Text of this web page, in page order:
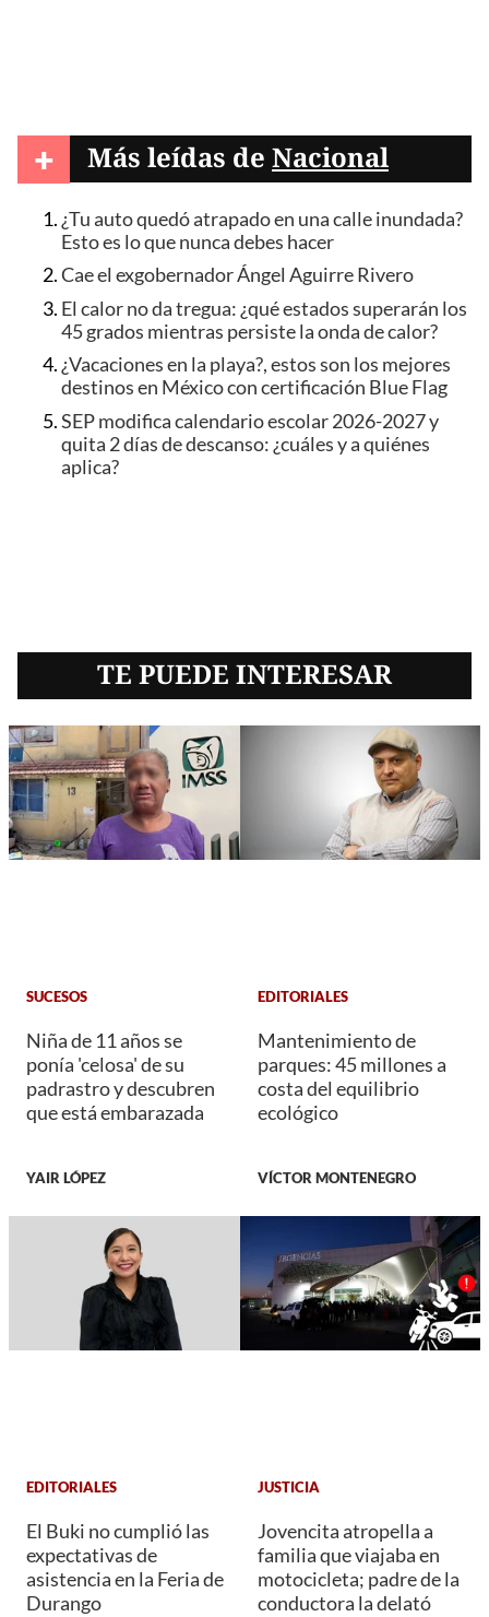
+ Más leídas de Nacional
¿Tu auto quedó atrapado en una calle inundada?
Esto es lo que nunca debes hacer
Cae el exgobernador Ángel Aguirre Rivero
El calor no da tregua: ¿qué estados superarán los
45 grados mientras persiste la onda de calor?
¿Vacaciones en la playa?, estos son los mejores
destinos en México con certificación Blue Flag
SEP modifica calendario escolar 2026-2027 y
quita 2 días de descanso: ¿cuáles y a quiénes
aplica?
TE PUEDE INTERESAR
SUCESOS
Niña de 11 años se
ponía 'celosa' de su
padrastro y descubren
que está embarazada
YAIR LÓPEZ
EDITORIALES
Mantenimiento de
parques: 45 millones a
costa del equilibrio
ecológico
VÍCTOR MONTENEGRO
EDITORIALES
El Buki no cumplió las
expectativas de
asistencia en la Feria de
Durango
JUSTICIA
Jovencita atropella a
familia que viajaba en
motocicleta; padre de la
conductora la delató